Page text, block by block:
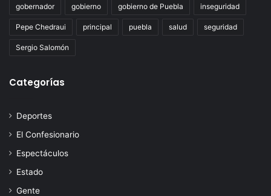
gobernador gobierno gobierno de Puebla inseguridad
Pepe Chedraui principal puebla salud seguridad
Sergio Salomón
Categorías
Deportes
El Confesionario
Espectáculos
Estado
Gente